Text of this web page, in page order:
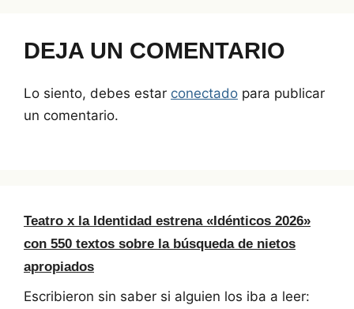
DEJA UN COMENTARIO
Lo siento, debes estar conectado para publicar
un comentario.
Teatro x la Identidad estrena «Idénticos 2026»
con 550 textos sobre la búsqueda de nietos
apropiados
Escribieron sin saber si alguien los iba a leer: